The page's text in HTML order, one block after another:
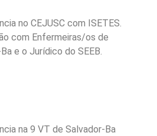
no CEJUSC com ISETES.
com Enfermeiras/os de
e o Jurídico do SEEB.
na 9 VT de Salvador-Ba